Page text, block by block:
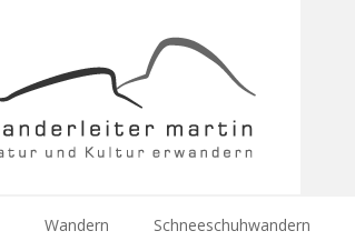
Wandern Schneeschuhwandern